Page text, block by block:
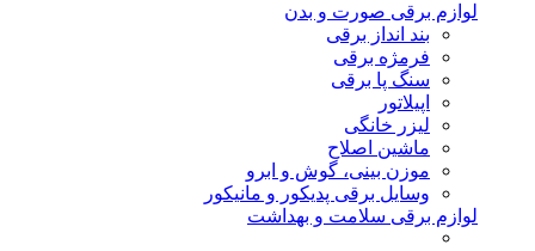
لوازم برقی صورت و بدن
بند انداز برقی
فرمژه برقی
سنگ پا برقی
اپیلاتور
لیزر خانگی
ماشین اصلاح
موزن بینی، گوش و ابرو
وسایل برقی پدیکور و مانیکور
لوازم برقی سلامت و بهداشت